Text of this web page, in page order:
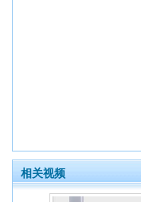
相关视频